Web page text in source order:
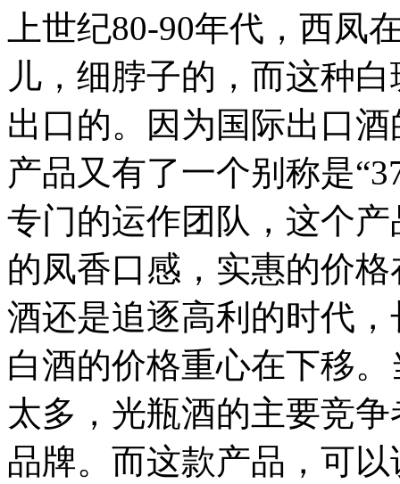
上世纪80-90年代，西凤
儿，细脖子的，而这种
出口的。因为国际出口
产品又有了一个别称是
专门的运作团队，这个
的凤香口感，实惠的价
酒还是追逐高利的时代
白酒的价格重心在下移
太多，光瓶酒的主要竞
品牌。而这款产品，可